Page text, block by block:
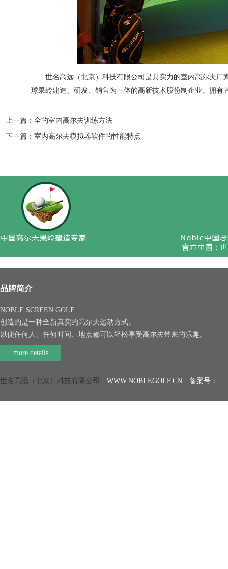
世名高远（北京）科技有限公司是具实力的室内高尔夫厂
球果岭建造、研发、销售为一体的高新技术股份制企业。拥
上一篇： 全的室内高尔夫训练方法
下一篇： 室内高尔夫模拟器软件的性能特点
品牌简介
NOBLE SCREEN GOLF
创造的是一种全新真实的高尔夫运动方式。
以便任何人、任何时间、地点都可以轻松享受高尔夫带来的乐趣。
more details
世名高远（北京）科技有限公司 WWW.NOBLEGOLF.CN 备案号：